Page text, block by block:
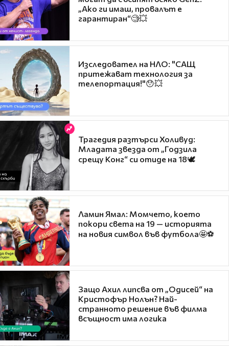
„Ако ги имаш, провалът е
гарантиран“🧐💥
Изследовател на НЛО: "САЩ
притежават технология за
телепортация!"😯💥
Трагедия разтърси Холивуд:
Младата звезда от „Годзила
срещу Конг“ си отиде на 18🕊️
Ламин Ямал: Момчето, което
покори света на 19 — историята
на новия символ във футбола🤩⚽
Защо Ахил липсва от „Одисей“ на
Кристофър Нолън? Най-
странното решение във филма
всъщност има логика